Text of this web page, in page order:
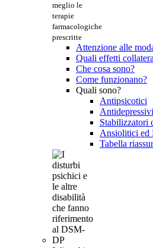
meglio le
terapie
farmacologiche
prescritte
Attenzione alle
Quali effetti
Che cosa sono?
Come funzionano?
Quali sono?
Antipsicotici
Antidepressivi
Stabilizzatori
Ansiolitici ed
Tabella